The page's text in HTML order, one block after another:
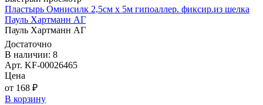
Пластырь Омнисилк 2,5см х 5м гипоаллер. фиксир.из шелка
Пауль Хартманн AГ
Пауль Хартманн AГ
Достаточно
В наличии: 8
Арт. KF-00026465
Цена
от 168 ₽
В корзину